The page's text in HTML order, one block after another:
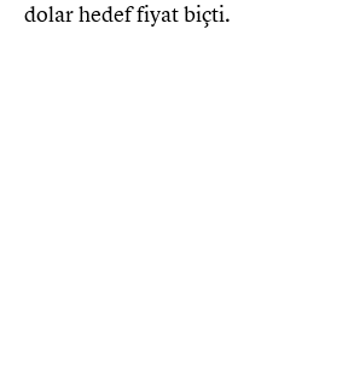
dolar hedef fiyat biçti.